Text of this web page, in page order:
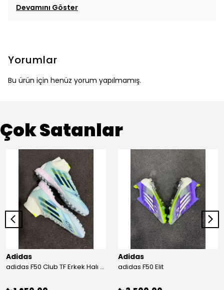
Devamını Göster
Yorumlar
Bu ürün için henüz yorum yapılmamış.
Çok Satanlar
Adidas
adidas F50 Club TF Erkek Halı Saha Ayakkabısı
Adidas
adidas F50 Elit